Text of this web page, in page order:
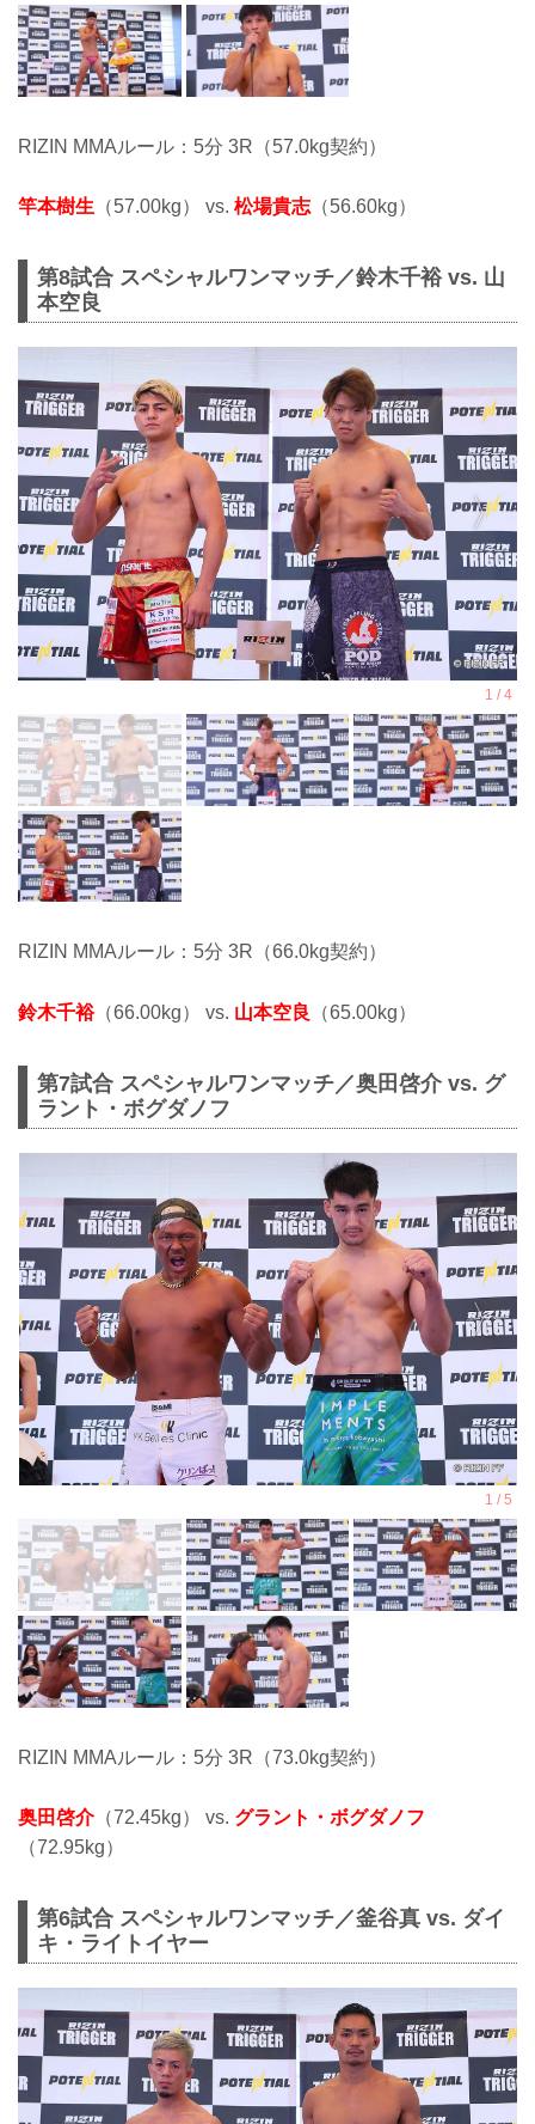
RIZIN MMAルール：5分 3R（57.0kg契約）
竿本樹生 （57.00kg） vs. 松場貴志 （56.60kg）
第8試合 スペシャルワンマッチ／鈴木千裕 vs. 山
本空良
RIZIN MMAルール：5分 3R（66.0kg契約）
鈴木千裕（66.00kg） vs. 山本空良 （65.00kg）
第7試合 スペシャルワンマッチ／奥田啓介 vs. グ
ラント・ボグダノフ
RIZIN MMAルール：5分 3R（73.0kg契約）
奥田啓介（72.45kg） vs. グラント・ボグダノフ
（72.95kg）
第6試合 スペシャルワンマッチ／釜谷真 vs. ダイ
キ・ライトイヤー